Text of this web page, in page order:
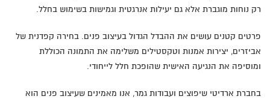
רק נוחות מוגברת אלא גם יעילות אנרגטית וגמישות בשימוש בחלל.
פרטים קטנים עושים את ההבדל הגדול בעיצוב פנים. בחירה קפדנית של
אביזרים, יצירות אמנות וטקסטילים משלימה את התמונה הכוללת
ומוסיפה את הנגיעה האישית שהופכת חלל לייחודי.
בחברת ארדיטי שיפוצים ועבודות גמר, אנו מאמינים שעיצוב פנים הוא